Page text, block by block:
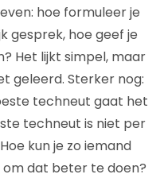
hoe formuleer je
gesprek, hoe geef je
Het lijkt simpel, maar
geleerd. Sterker nog:
techneut gaat het
techneut is niet per
kun je zo iemand
dat beter te doen?